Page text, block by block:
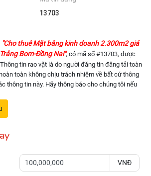
13703
"Cho thuê Mặt bằng kinh doanh 2.300m2 giá
Bom-Đồng Nai", có mã số #13703, được
tin rao vặt là do người đăng tin đăng tải toàn
toàn không chịu trách nhiệm về bất cứ thông
thông tin này. Hãy thông báo cho chúng tôi nếu
VNĐ